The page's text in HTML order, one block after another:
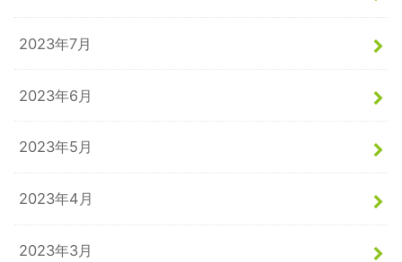
2023年7月
2023年6月
2023年5月
2023年4月
2023年3月